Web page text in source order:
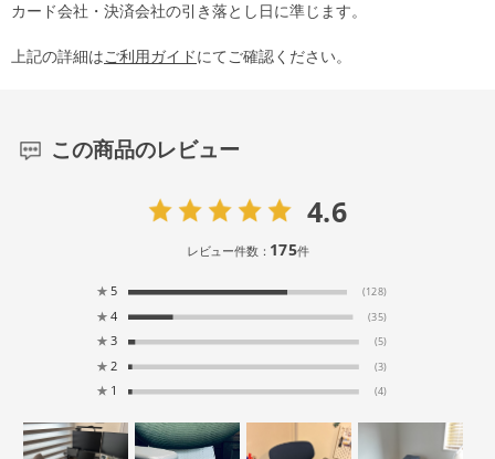
カード会社・決済会社の引き落とし日に準じます。
上記の詳細はご利用ガイドにてご確認ください。
この商品のレビュー
4.6
レビュー件数： 175件
★ 5 (128)
★ 4 (35)
★ 3 (5)
★ 2 (3)
★ 1 (4)